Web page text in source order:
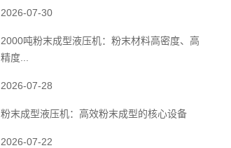
2026-07-30
2000吨粉末成型液压机：粉末材料高密度、高
精度...
2026-07-28
粉末成型液压机：高效粉末成型的核心设备
2026-07-22